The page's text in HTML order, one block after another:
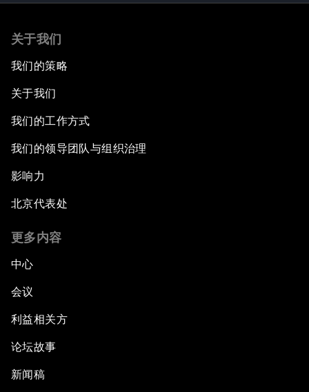
关于我们
我们的策略
关于我们
我们的工作方式
我们的领导团队与组织治理
影响力
北京代表处
更多内容
中心
会议
利益相关方
论坛故事
新闻稿